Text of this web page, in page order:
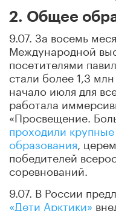
2. Общее
9.07. За восемь
Международной
посетителями
стали более 1,3
начало июля для
работала
«Просвещение.
проходили
образования ,
победителей
соревнований.
9.07. В России
«Дети Арктики»